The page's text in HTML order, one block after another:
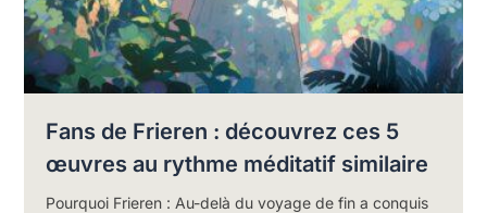
Fans de Frieren : découvrez ces 5
œuvres au rythme méditatif similaire
Pourquoi Frieren : Au-delà du voyage de fin a conquis